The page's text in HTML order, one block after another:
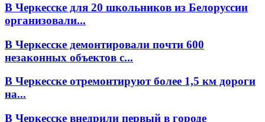
В Черкесске для 20 школьников из Белоруссии
организовали...
В Черкесске демонтировали почти 600
незаконных объектов с...
В Черкесске отремонтируют более 1,5 км дороги
на...
В Черкесске внедрили первый в городе